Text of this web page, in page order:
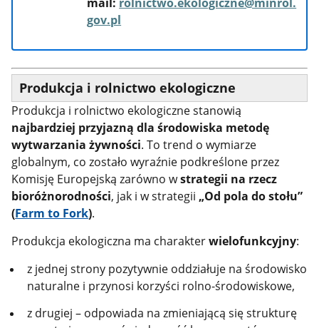
gov.pl
Produkcja i rolnictwo ekologiczne
Produkcja i rolnictwo ekologiczne stanowią
najbardziej przyjazną dla środowiska metodę
wytwarzania żywności. To trend o wymiarze
globalnym, co zostało wyraźnie podkreślone przez
Komisję Europejską zarówno wstrategii na rzecz
bioróżnorodności, jak i w strategii „Od pola do stołu”
(Farm to Fork).
Produkcja ekologiczna ma charakterwielofunkcyjny:
z jednej strony pozytywnie oddziałuje na środowisko
naturalne i przynosi korzyści rolno-środowiskowe,
z drugiej – odpowiada na zmieniającą się strukturę